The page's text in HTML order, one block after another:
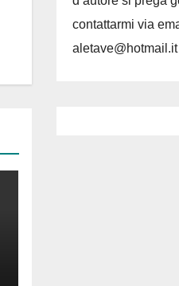
contattarmi via
aletave@hotmail.it